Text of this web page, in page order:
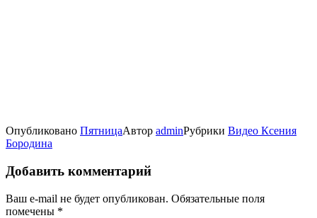
Опубликовано ПятницаАвтор adminРубрики Видео Ксения
Бородина
Добавить комментарий
Ваш e-mail не будет опубликован. Обязательные поля
помечены *